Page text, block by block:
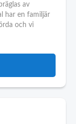
av
har en familjär
och vi